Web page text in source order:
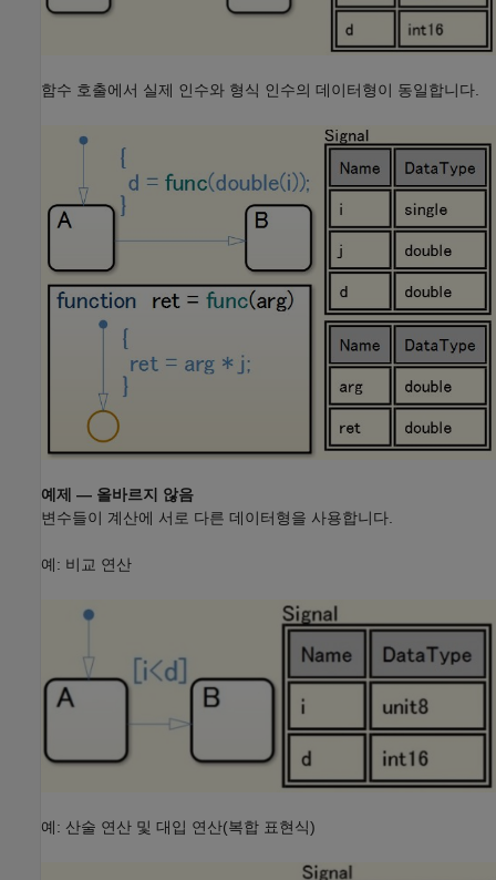
함수 호출에서 실제 인수와 형식 인수의 데이터형이 동일합니다.
예제 — 올바르지 않음
변수들이 계산에 서로 다른 데이터형을 사용합니다.
예: 비교 연산
예: 산술 연산 및 대입 연산(복합 표현식)